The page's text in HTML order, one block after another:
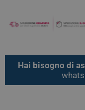
Hai bisogno di